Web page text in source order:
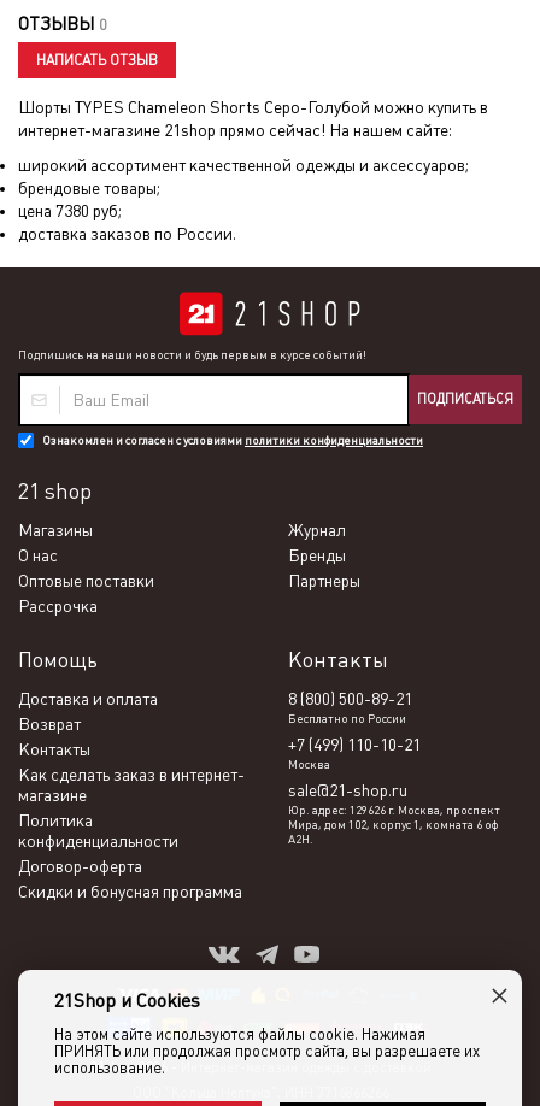
ОТЗЫВЫ 0
НАПИСАТЬ ОТЗЫВ
Шорты TYPES Chameleon Shorts Серо-Голубой можно купить в
интернет-магазине 21shop прямо сейчас! На нашем сайте:
широкий ассортимент качественной одежды и аксессуаров;
брендовые товары;
цена 7380 руб;
доставка заказов по России.
Подпишись на наши новости и будь первым в курсе событий!
ПОДПИСАТЬСЯ
Ознакомлен и согласен с условиями политики конфиденциальности
21 shop
Магазины
Журнал
О нас
Бренды
Оптовые поставки
Партнеры
Рассрочка
Помощь
Доставка и оплата
Возврат
Контакты
Как сделать заказ в интернет-
магазине
Политика
конфиденциальности
Договор-оферта
Скидки и бонусная программа
Контакты
8 (800) 500-89-21
Бесплатно по России
+7 (499) 110-10-21
Москва
sale@21-shop.ru
Юр. адрес: 129626 г. Москва, проспект
Мира, дом 102, корпус 1, комната 6 оф
А2Н.
21shop 2026 -
21Shop и Cookies
На этом сайте используются файлы cookie. Нажимая
ПРИНЯТЬ или продолжая просмотр сайта, вы разрешаете их
использование.
×